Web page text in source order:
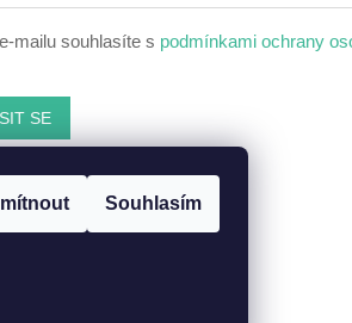
Souhlasím
mailu souhlasíte s podmínkami ochrany
SE